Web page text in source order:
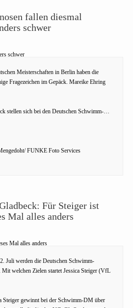
fallen diesmal
schwer
schwer
Meisterschaften in Berlin haben die
Fragezeichen im Gepäck. Mareike Ehring
stellen sich bei den Deutschen Schwimm-…
FUNKE Foto Services
Für Steiger ist
Mal alles anders
Mal alles anders
Juli werden die Deutschen Schwimm-
Mit welchen Zielen startet Jessica Steiger (VfL
Steiger gewinnt bei der Schwimm-DM über